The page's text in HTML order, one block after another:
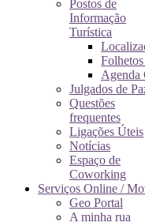
Postos de
Informação
Turística
Agenda
Julgados de
Questões
frequentes
Ligações Úteis
Notícias
Espaço de
Coworking
Serviços Online /
Geo Portal
A minha rua